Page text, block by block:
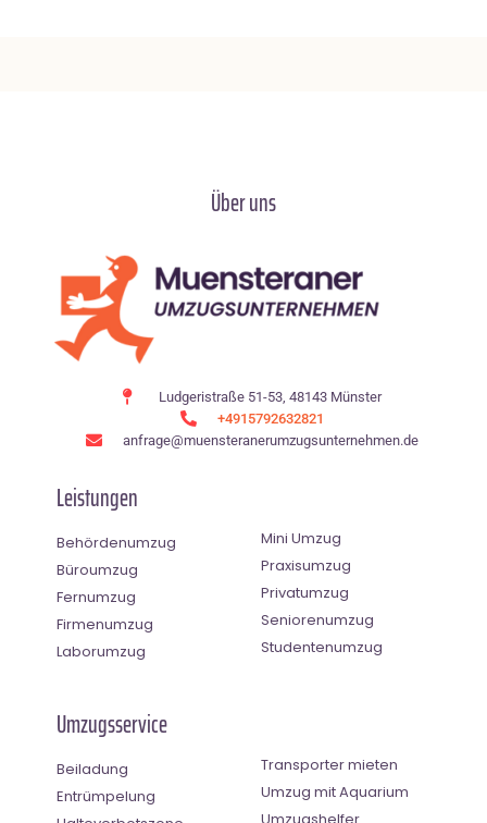
Über uns
Ludgeristraße 51-53, 48143 Münster
+4915792632821
anfrage@muensteranerumzugsunternehmen.de
Leistungen
Behördenumzug
Büroumzug
Fernumzug
Firmenumzug
Laborumzug
Mini Umzug
Praxisumzug
Privatumzug
Seniorenumzug
Studentenumzug
Umzugsservice
Beiladung
Entrümpelung
Transporter mieten
Umzug mit Aquarium
Umzugshelfer